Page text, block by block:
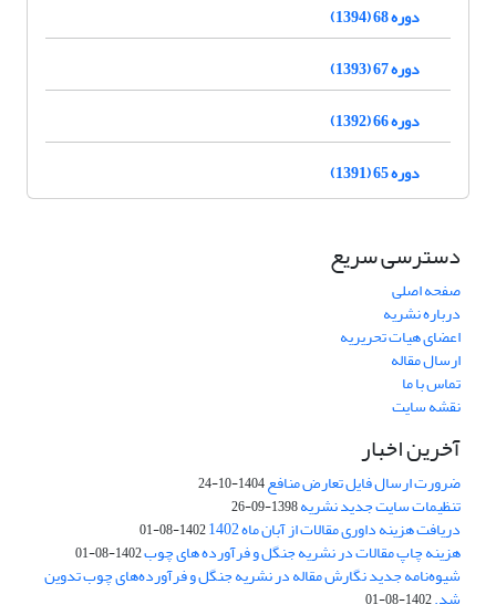
دوره 68 (1394)
دوره 67 (1393)
دوره 66 (1392)
دوره 65 (1391)
دسترسی سریع
صفحه اصلی
درباره نشریه
اعضای هیات تحریریه
ارسال مقاله
تماس با ما
نقشه سایت
آخرین اخبار
ضرورت ارسال فایل تعارض منافع1404-10-24
تنظیمات سایت جدید نشریه1398-09-26
دریافت هزینه داوری مقالات از آبان ماه 1402 1402-08-01
هزینه چاپ مقالات در نشریه جنگل و فرآورده های چوب1402-08-01
شیوه‌نامه جدید نگارش مقاله در نشریه جنگل و فرآورده‌های چوب تدوین
شد.1402-08-01